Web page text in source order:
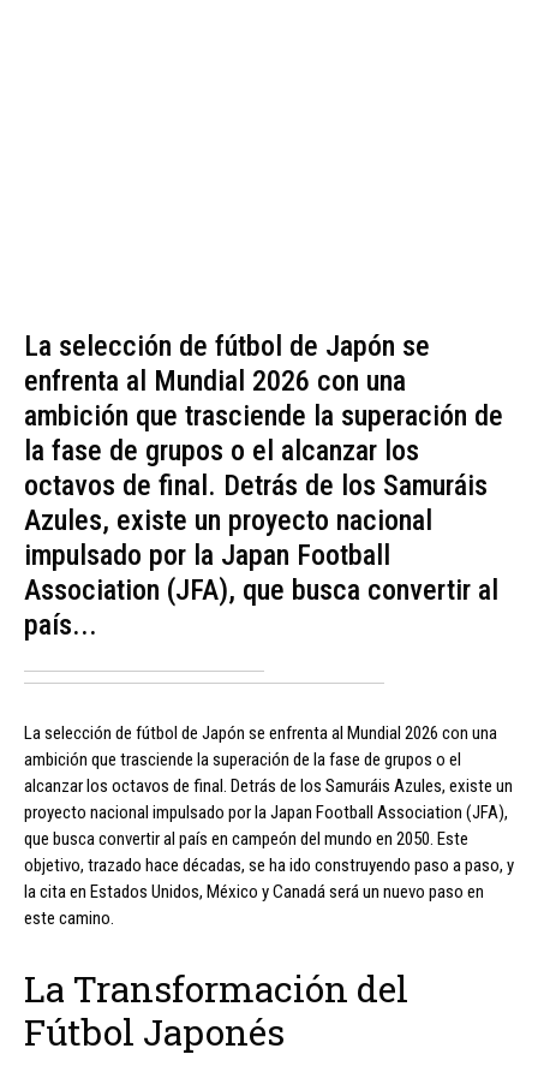
La selección de fútbol de Japón se
enfrenta al Mundial 2026 con una
ambición que trasciende la superación de
la fase de grupos o el alcanzar los
octavos de final. Detrás de los Samuráis
Azules, existe un proyecto nacional
impulsado por la Japan Football
Association (JFA), que busca convertir al
país...
La selección de fútbol de Japón se enfrenta al Mundial 2026 con una
ambición que trasciende la superación de la fase de grupos o el
alcanzar los octavos de final. Detrás de los Samuráis Azules, existe un
proyecto nacional impulsado por la Japan Football Association (JFA),
que busca convertir al país en campeón del mundo en 2050. Este
objetivo, trazado hace décadas, se ha ido construyendo paso a paso, y
la cita en Estados Unidos, México y Canadá será un nuevo paso en
este camino.
La Transformación del
Fútbol Japonés